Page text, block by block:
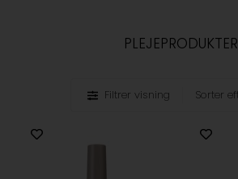
PLEJEPRODUKTER
Filtrer visning